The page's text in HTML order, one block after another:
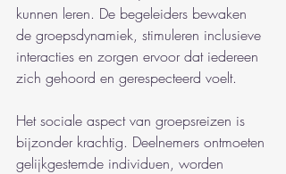
kunnen leren. De begeleiders bewaken
de groepsdynamiek, stimuleren inclusieve
interacties en zorgen ervoor dat iedereen
zich gehoord en gerespecteerd voelt.
Het sociale aspect van groepsreizen is
bijzonder krachtig. Deelnemers ontmoeten
gelijkgestemde individuen, worden